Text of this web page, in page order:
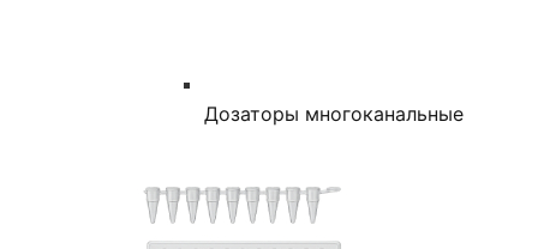
Дозаторы многоканальные